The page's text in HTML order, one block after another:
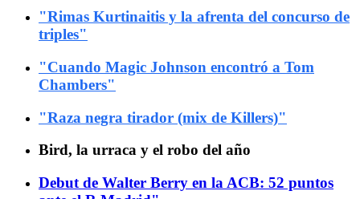
"Rimas Kurtinaitis y la afrenta del concurso de
triples"
"Cuando Magic Johnson encontró a Tom
Chambers"
"Raza negra tirador (mix de Killers)"
Bird, la urraca y el robo del año
Debut de Walter Berry en la ACB: 52 puntos